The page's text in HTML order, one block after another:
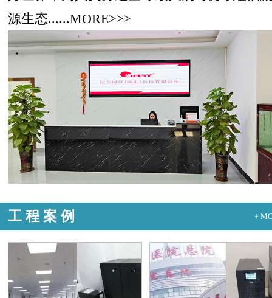
源生态......MORE>>>
工 程 案 例 +